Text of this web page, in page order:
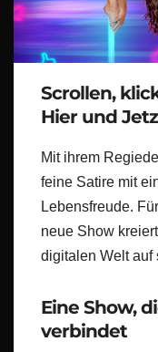
Scrollen,
Hier und
Mit ihrem
feine Satire mit
Lebensfreude.
neue Show
digitalen Welt auf
Eine Show,
verbindet